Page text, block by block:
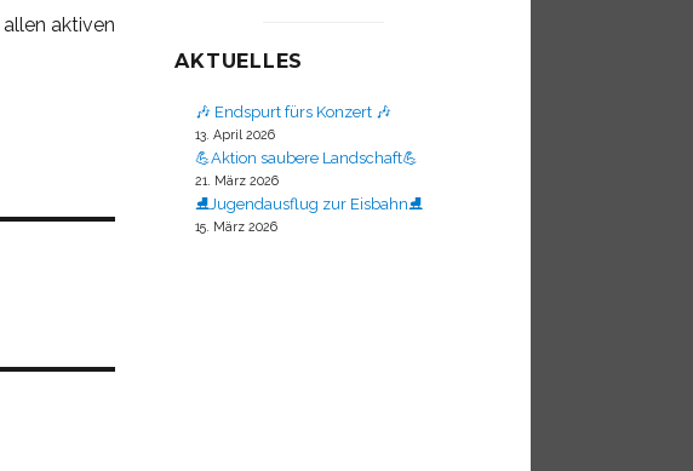
AKTUELLES
🎶 Endspurt fürs Konzert 🎶
13. April 2026
💪Aktion saubere Landschaft💪
21. März 2026
⛸️Jugendausflug zur Eisbahn⛸️
15. März 2026